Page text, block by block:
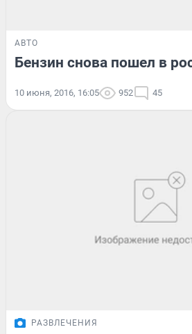
АВТО
Бензин снова пошел в
10 июня, 2016, 16:05 952 45
РАЗВЛЕЧЕНИЯ